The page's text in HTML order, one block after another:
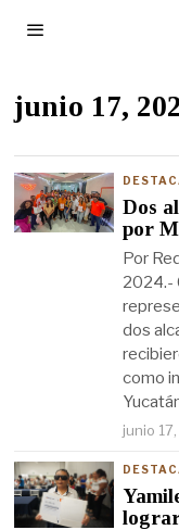
junio 17,
Dos
por
Por
2024.-
dos
como
junio
lograr